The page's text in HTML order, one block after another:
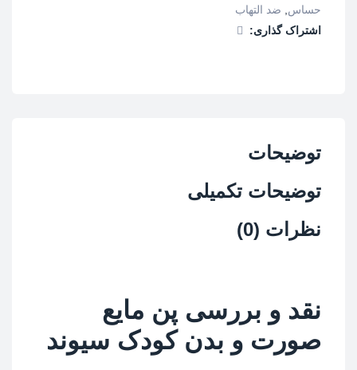
حساس
ضد التهاب
اشتراک گذاری:
توضیحات
توضیحات تکمیلی
نظرات (0)
نقد و بررسی پن مایع
صورت و بدن کودک سیوند